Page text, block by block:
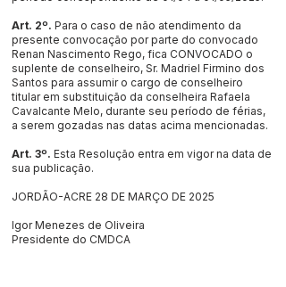
Art. 2º. Para o caso de não atendimento da
presente convocação por parte do convocado
Renan Nascimento Rego, fica CONVOCADO o
suplente de conselheiro, Sr. Madriel Firmino dos
Santos para assumir o cargo de conselheiro
titular em substituição da conselheira Rafaela
Cavalcante Melo, durante seu período de férias,
a serem gozadas nas datas acima mencionadas.
Art. 3º. Esta Resolução entra em vigor na data de
sua publicação.
JORDÃO-ACRE 28 DE MARÇO DE 2025
Igor Menezes de Oliveira
Presidente do CMDCA